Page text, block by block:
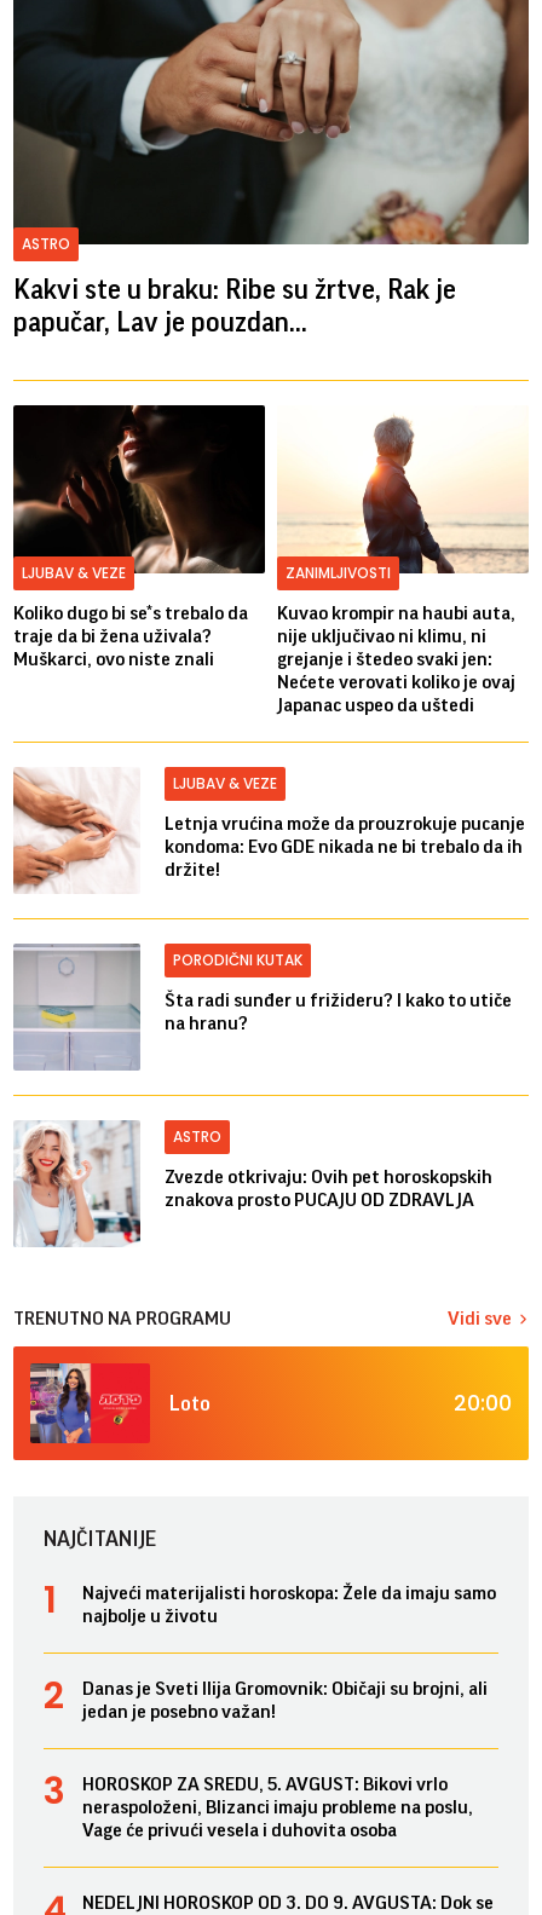
ASTRO
Kakvi ste u braku: Ribe su žrtve, Rak je
papučar, Lav je pouzdan...
LJUBAV & VEZE
Koliko dugo bi se*s trebalo da
traje da bi žena uživala?
Muškarci, ovo niste znali
ZANIMLJIVOSTI
Kuvao krompir na haubi auta,
nije uključivao ni klimu, ni
grejanje i štedeo svaki jen:
Nećete verovati koliko je ovaj
Japanac uspeo da uštedi
LJUBAV & VEZE
Letnja vrućina može da prouzrokuje pucanje
kondoma: Evo GDE nikada ne bi trebalo da ih
držite!
PORODIČNI KUTAK
Šta radi sunđer u frižideru? I kako to utiče
na hranu?
ASTRO
Zvezde otkrivaju: Ovih pet horoskopskih
znakova prosto PUCAJU OD ZDRAVLJA
TRENUTNO NA PROGRAMU Vidi sve
Loto 20:00
NAJČITANIJE
Najveći materijalisti horoskopa: Žele da imaju samo
najbolje u životu
Danas je Sveti Ilija Gromovnik: Običaji su brojni, ali
jedan je posebno važan!
HOROSKOP ZA SREDU, 5. AVGUST: Bikovi vrlo
neraspoloženi, Blizanci imaju probleme na poslu,
Vage će privući vesela i duhovita osoba
NEDELJNI HOROSKOP OD 3. DO 9. AVGUSTA: Dok se